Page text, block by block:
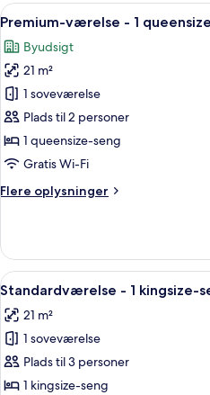
Indlæs
alle
billeder
af
Premium-
værelse
-
1
seng
9
Premium-værelse - 1
Byudsigt
21 m²
1 soveværelse
Plads til 2 personer
1 queensize-seng
Gratis Wi-Fi
Flere oplysninger
Flere
værelse
1
seng
Indlæs
alle
billeder
af
Standardværelse
-
6
Standardværelse - 1 kingsize-
21 m²
1 soveværelse
Plads til 3 personer
1 kingsize-seng